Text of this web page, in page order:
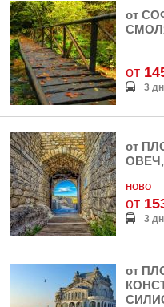
от
от
3
от
ново
от
3
от